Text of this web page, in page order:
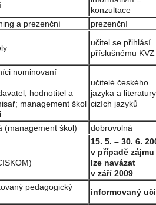
konzultace
a prezenční
prezenční
učitel se přihlásí
příslušnému KVZ
nominovaní
hodnotitel a
management škol
učitelé českého
jazyka a
cizích jazyků
(management škol)
dobrovolná
15. 5. – 30. 6.
v případě zájmu
lze navázat
v září 2009
pedagogický
informovaný